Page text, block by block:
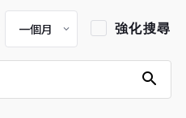
強化搜尋